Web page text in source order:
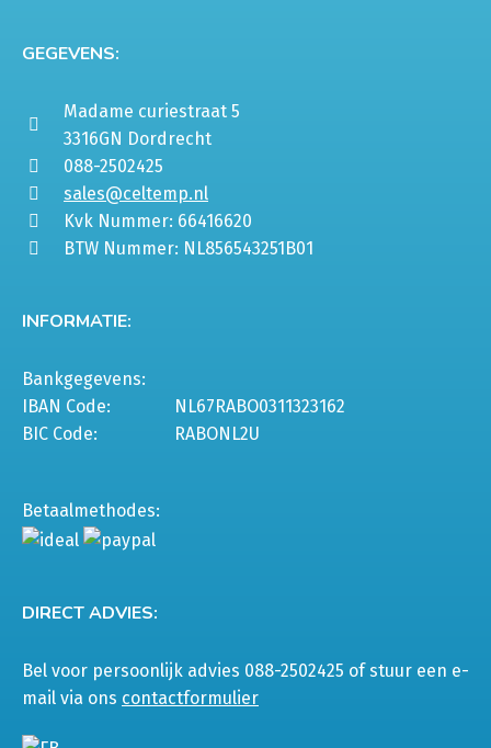
GEGEVENS:
Madame curiestraat 5
3316GN Dordrecht
088-2502425
sales@celtemp.nl
Kvk Nummer: 66416620
BTW Nummer: NL856543251B01
INFORMATIE:
Bankgegevens:
IBAN Code:
NL67RABO0311323162
BIC Code:
RABONL2U
Betaalmethodes:
DIRECT ADVIES:
Bel voor persoonlijk advies 088-2502425 of stuur een e-
mail via ons contactformulier